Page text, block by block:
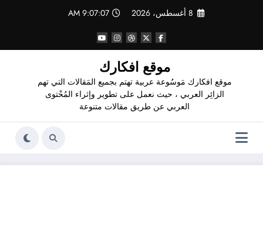
8 أغسطس، 2026 9:07:08 AM
موقع افكارك
موقع افكارك مَوسُوعة عربية تهتم بجميع المَقالات التي تهم
الزائِر العربي ، حيث نعمل على تطوير وإثراء المُحْتوى
العربي عن طريق مقالات متنوعة